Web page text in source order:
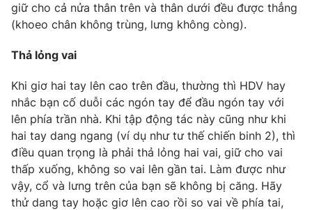
Video Shorts video
VTV Sức khoẻ Bất động sản
Thị trường 24h Tấm lòng Việt
VTV4 Vươn mình bằng AI
giữ cho cả nửa thân trên và thân dưới đều được thẳng
(khoeo chân không trùng, lưng không còng).
Thả lỏng vai
Khi giơ hai tay lên cao trên đầu, thường thì HDV hay
nhắc bạn cố duỗi các ngón tay để đầu ngón tay với
lên phía trần nhà. Khi tập động tác này cũng như khi
hai tay dang ngang (ví dụ như tư thế chiến binh 2), thì
điều quan trọng là phải thả lỏng hai vai, giữ cho vai
thấp xuống, không so vai lên gần tai. Làm được như
vậy, cổ và lưng trên của bạn sẽ không bị căng. Hãy
thử dang tay hoặc giơ lên cao rồi so vai về phía tai,